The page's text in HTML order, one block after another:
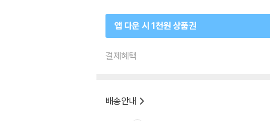
앱 다운 시 1천원 상품권
결제혜택
배송안내